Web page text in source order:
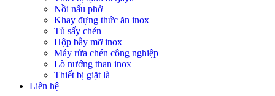
Nồi nấu phở
Khay đựng thức ăn inox
Tủ sấy chén
Hộp bẫy mỡ inox
Máy rửa chén công nghiệp
Lò nướng than inox
Thiết bị giặt là
Liên hệ